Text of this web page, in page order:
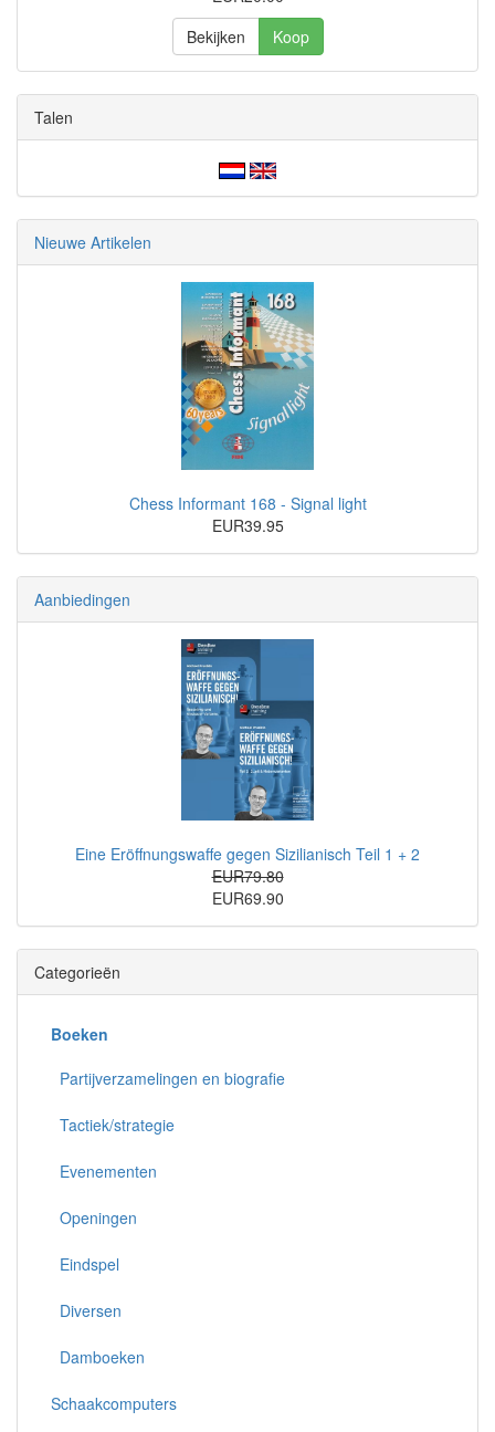
Bekijken
Koop
Talen
Nieuwe Artikelen
Chess Informant 168 - Signal light
EUR39.95
Aanbiedingen
Eine Eröffnungswaffe gegen Sizilianisch Teil 1 + 2
EUR79.80
EUR69.90
Categorieën
Boeken
Partijverzamelingen en biografie
Tactiek/strategie
Evenementen
Openingen
Eindspel
Diversen
Damboeken
Schaakcomputers